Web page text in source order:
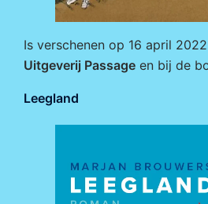
Is verschenen op 16 april
Uitgeverij Passage en bij de
Leegland